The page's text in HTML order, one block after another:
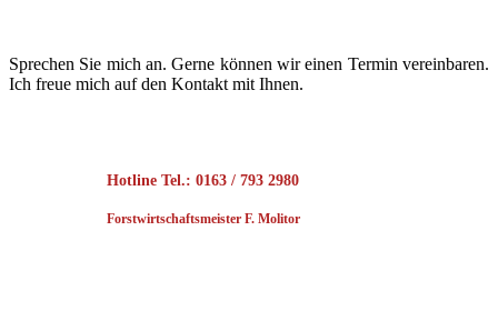
Sprechen Sie mich an. Gerne können wir einen Termin vereinbaren.
Ich freue mich auf den Kontakt mit Ihnen.
Hotline Tel.: 0163 / 793 2980
Forstwirtschaftsmeister F. Molitor